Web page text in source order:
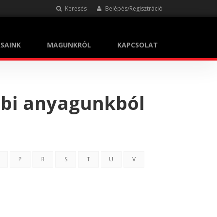
Keresés Belépés/Regisztráció
MAGUNKRÓL KAPCSOLAT
anyagunkból
P R S T U V